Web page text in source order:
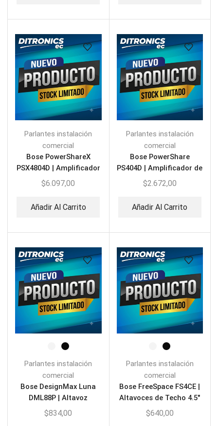
Parlantes instalación
comercial
Bose PowerShareX
PSX4804D | Amplificador
de 4 Canales Dante
$6.097,00
Añadir Al Carrito
Parlantes instalación
comercial
Bose PowerShare
PS404D | Amplificador de
4 Canales Dante
$2.672,00
Añadir Al Carrito
Parlantes instalación
comercial
Bose DesignMax Luna
DML88P | Altavoz
Colgante Premium Ring
$834,00
Parlantes instalación
comercial
Bose FreeSpace FS4CE |
Altavoces de Techo 4.5″
40W
$640,00